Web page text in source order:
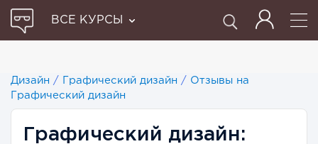
ВСЕ КУРСЫ
Дизайн / Графический дизайн / Отзывы на
Графический дизайн
Графический дизайн: